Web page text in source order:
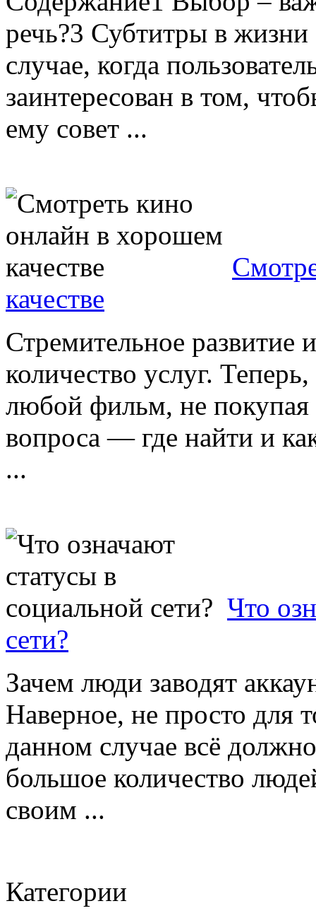
речь?3 Субтитры в жизни
случае, когда
заинтересован в том,
ему совет ...
качестве
Стремительное развитие
количество услуг.
любой фильм, не покупая
вопроса — где найти и
...
Что
сети?
Зачем люди заводят
Наверное, не просто для
данном случае всё
большое количество
своим ...
Категории